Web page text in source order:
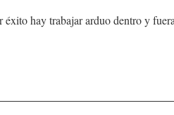
éxito hay trabajar arduo dentro y